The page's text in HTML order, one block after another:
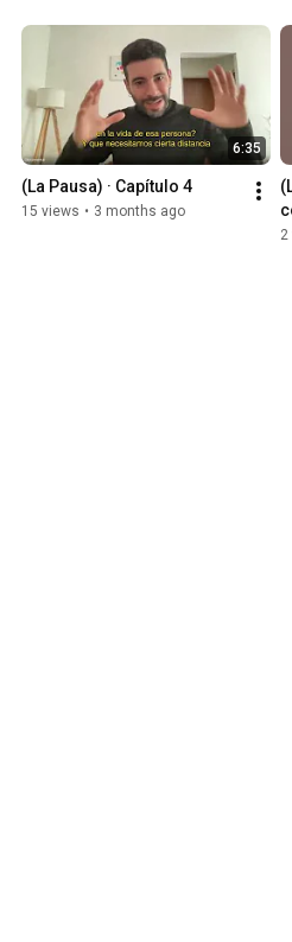
6:35
(La Pausa) · Capítulo 4
15 views • 3 months ago
2